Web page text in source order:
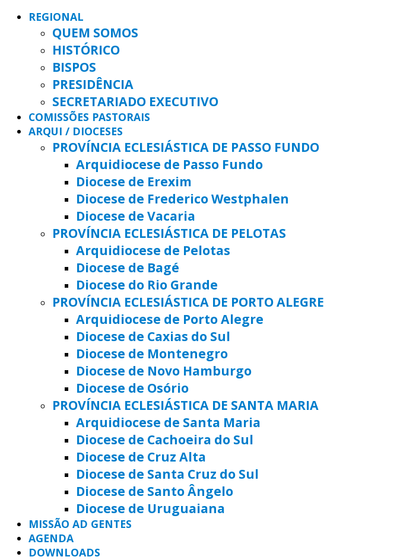
REGIONAL
QUEM SOMOS
HISTÓRICO
BISPOS
PRESIDÊNCIA
SECRETARIADO EXECUTIVO
COMISSÕES PASTORAIS
ARQUI / DIOCESES
PROVÍNCIA ECLESIÁSTICA DE PASSO FUNDO
Arquidiocese de Passo Fundo
Diocese de Erexim
Diocese de Frederico Westphalen
Diocese de Vacaria
PROVÍNCIA ECLESIÁSTICA DE PELOTAS
Arquidiocese de Pelotas
Diocese de Bagé
Diocese do Rio Grande
PROVÍNCIA ECLESIÁSTICA DE PORTO ALEGRE
Arquidiocese de Porto Alegre
Diocese de Caxias do Sul
Diocese de Montenegro
Diocese de Novo Hamburgo
Diocese de Osório
PROVÍNCIA ECLESIÁSTICA DE SANTA MARIA
Arquidiocese de Santa Maria
Diocese de Cachoeira do Sul
Diocese de Cruz Alta
Diocese de Santa Cruz do Sul
Diocese de Santo Ângelo
Diocese de Uruguaiana
MISSÃO AD GENTES
AGENDA
DOWNLOADS